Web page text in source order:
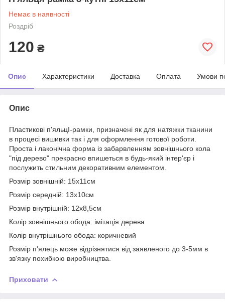
Немає в наявності
Роздріб
120 ₴
Опис Характеристики Доставка Оплата Умови
Опис
Пластикові п'яльцІ-рамки, призначені як для натяжки тканини
в процесі вишивки так і для оформлення готової роботи.
Проста і лаконічна форма із забарвленням зовнішнього кола
"під дерево" прекрасно впишеться в будь-який інтер'єр і
послужить стильним декоративним елементом.
Розмір зовнішній: 15х11см
Розмір середній: 13х10см
Розмір внутрішній: 12х8,5см
Колір зовнішнього обода: імітація дерева
Колір внутрішнього обода: коричневий
Розмір п'ялець може відрізнятися від заявленого до 3-5мм в
зв'язку похибкою виробництва.
Приховати